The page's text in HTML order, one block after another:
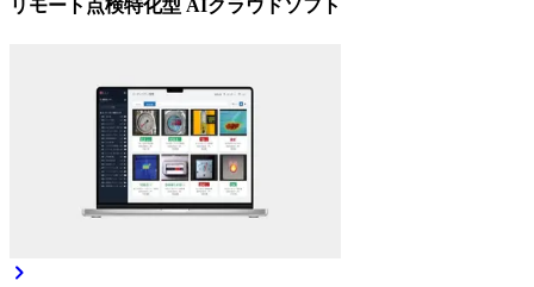
リモート点検特化型 AIクラウドソフト